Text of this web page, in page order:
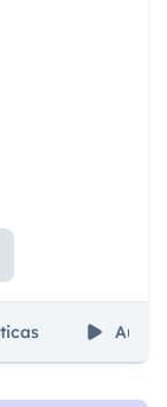
Aulas